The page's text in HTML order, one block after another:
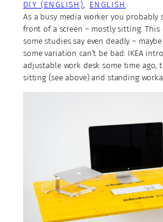
DIY (ENGLISH), ENGLISH
As a busy media worker you probably
front of a screen – mostly sitting.
some studies say even deadly –
some variation can’t be bad. IKEA
adjustable work desk some time ago,
sitting (see above) and standing